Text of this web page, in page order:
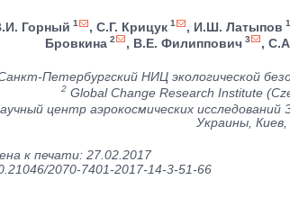
Горный 1 , С.Г. Крицук 1 , И.Ш. Латыпов 1
Бровкина 2 , В.Е. Филиппович 3 ,
Петербургский НИЦ экологической
2Global Change Research Institute
центр аэрокосмических
Украины,
к печати: 27.02.2017
2070-7401-2017-14-3-51-66